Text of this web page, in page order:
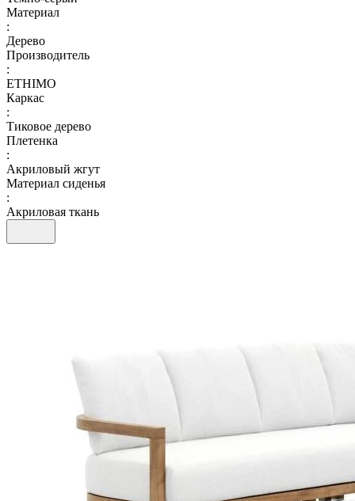
Материал
:
Дерево
Производитель
:
ETHIMO
Каркас
:
Тиковое дерево
Плетенка
:
Акриловый жгут
Материал сиденья
:
Акриловая ткань